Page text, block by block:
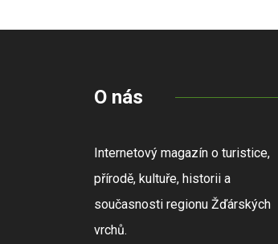
O nás
Internetový magazín o turistice,
přírodě, kultuře, historii a
současnosti regionu Žďárských
vrchů.